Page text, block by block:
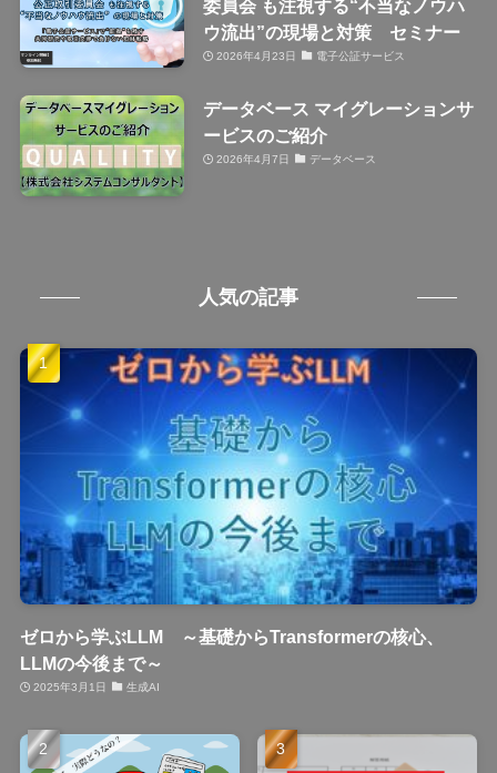
委員会 も注視する“不当なノウハ
ウ流出”の現場と対策 セミナー
2026年4月23日 電子公証サービス
データベース マイグレーションサ
ービスのご紹介
2026年4月7日 データベース
人気の記事
ゼロから学ぶLLM ～基礎からTransformerの核心、
LLMの今後まで～
2025年3月1日 生成AI